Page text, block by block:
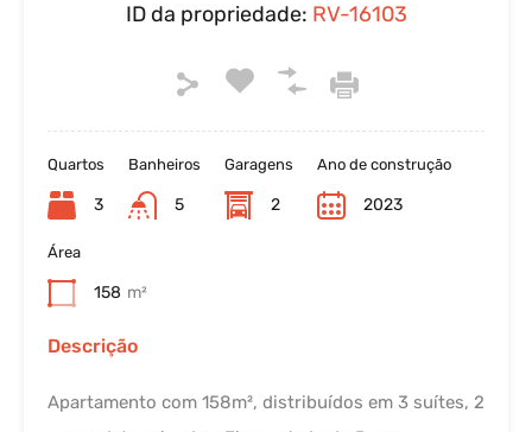
ID da propriedade: RV-16103
Quartos
3
Banheiros
5
Garagens
2
Ano de construção
2023
Área
158 m²
Descrição
Apartamento com 158m², distribuídos em 3 suítes, 2